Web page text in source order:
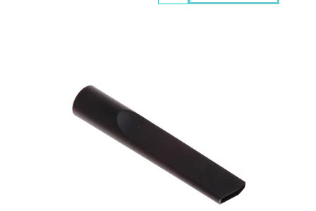
Štěrbinový nástavec NS3 je univerzální pro
všechny druhy vysavačů s teleskopickou tyčí
vysavače o Ø 35mm kulatého tvaru.
Vyprodáno
4032